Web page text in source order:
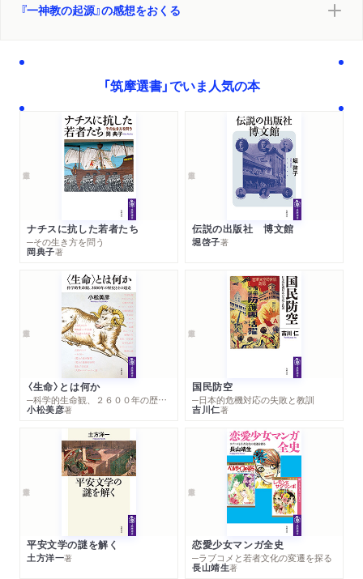
『一神教の起源』の感想をおくる
「筑摩選書」でいま人気の本
ナチスに抗した若者たち
─その生き方を問う
岡典子著
伝説の出版社 博文館
堀啓子著
〈生命〉とは何か
─科学的生命観、２６００年の歴史とその超克
小松美彦著
国民防空
─日本的危機対応の失敗と教訓
吉川仁著
平安文学の謎を解く
土方洋一著
恋愛少女マンガ全史
─ラブコメと若者文化の変遷を探る
長山靖生著